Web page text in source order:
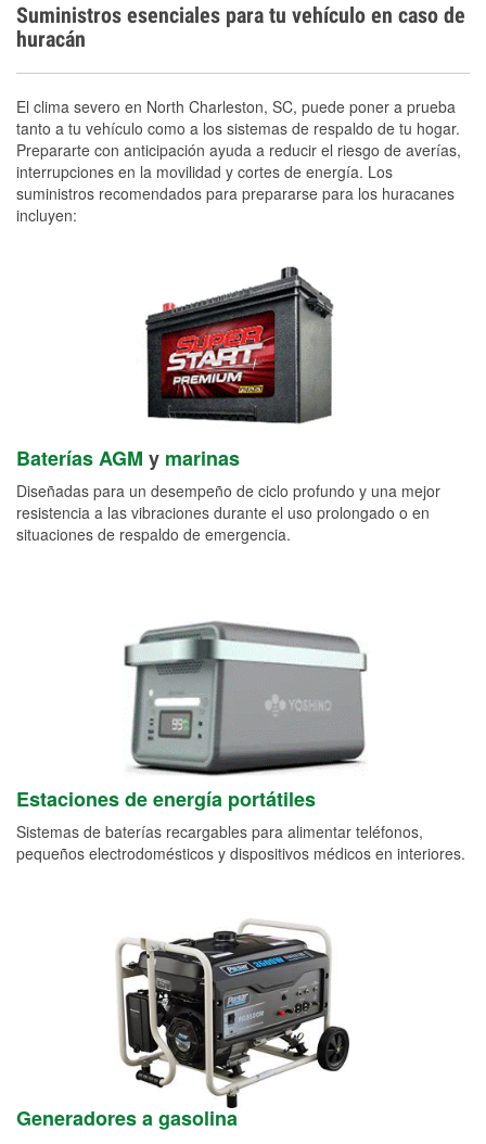
Suministros esenciales para tu vehículo en caso de
huracán
El clima severo en North Charleston, SC, puede poner a prueba
tanto a tu vehículo como a los sistemas de respaldo de tu hogar.
Prepararte con anticipación ayuda a reducir el riesgo de averías,
interrupciones en la movilidad y cortes de energía. Los
suministros recomendados para prepararse para los huracanes
incluyen:
Baterías AGM y marinas
Diseñadas para un desempeño de ciclo profundo y una mejor
resistencia a las vibraciones durante el uso prolongado o en
situaciones de respaldo de emergencia.
Estaciones de energía portátiles
Sistemas de baterías recargables para alimentar teléfonos,
pequeños electrodomésticos y dispositivos médicos en interiores.
Generadores a gasolina